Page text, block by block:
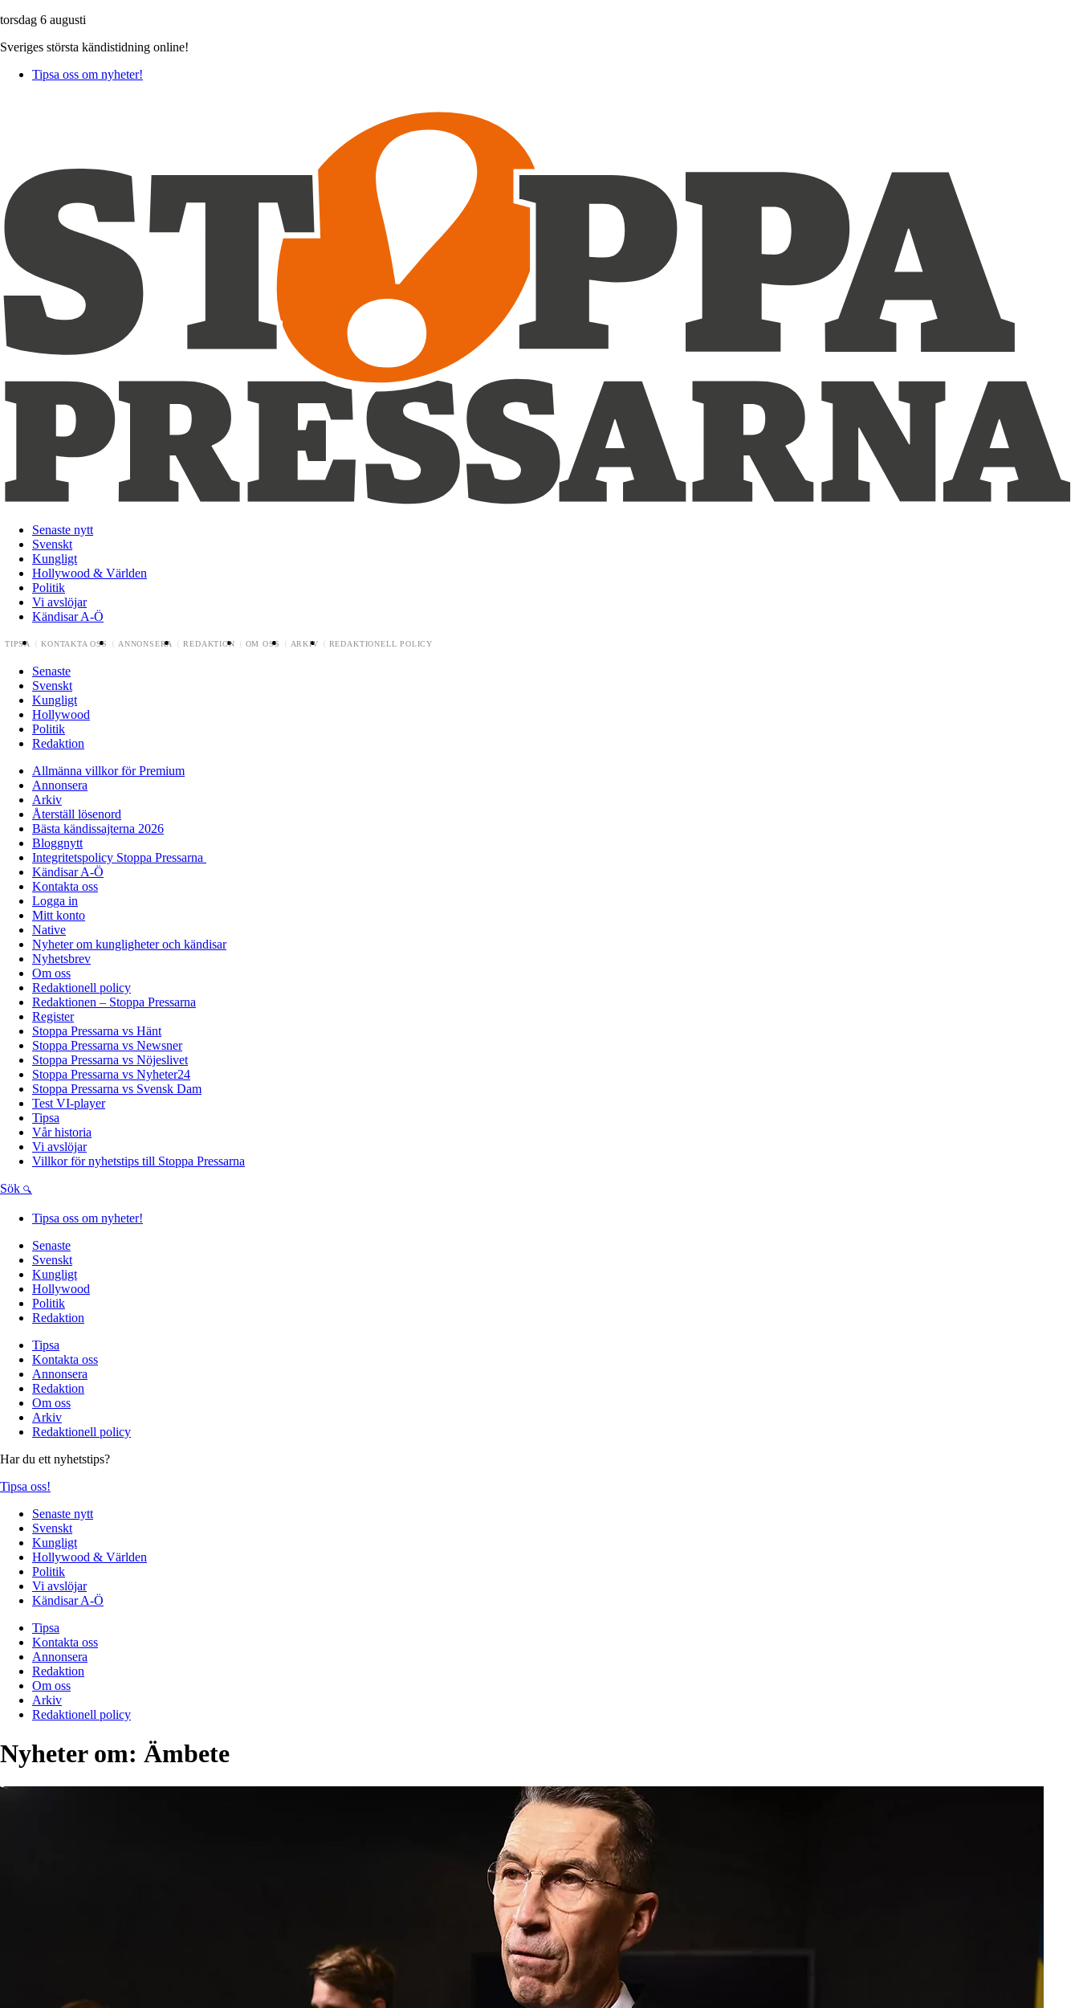
torsdag 6 augusti
Sveriges största kändistidning online!
Tipsa oss om nyheter!
Senaste nytt
Svenskt
Kungligt
Hollywood & Världen
Politik
Vi avslöjar
Kändisar A-Ö
TIPSA KONTAKTA OSS ANNONSERA REDAKTION OM OSS ARKIV REDAKTIONELL POLICY
Senaste
Svenskt
Kungligt
Hollywood
Politik
Redaktion
Allmänna villkor för Premium
Annonsera
Arkiv
Återställ lösenord
Bästa kändissajterna 2026
Bloggnytt
Integritetspolicy Stoppa Pressarna
Kändisar A-Ö
Kontakta oss
Logga in
Mitt konto
Native
Nyheter om kungligheter och kändisar
Nyhetsbrev
Om oss
Redaktionell policy
Redaktionen – Stoppa Pressarna
Register
Stoppa Pressarna vs Hänt
Stoppa Pressarna vs Newsner
Stoppa Pressarna vs Nöjeslivet
Stoppa Pressarna vs Nyheter24
Stoppa Pressarna vs Svensk Dam
Test VI-player
Tipsa
Vår historia
Vi avslöjar
Villkor för nyhetstips till Stoppa Pressarna
Sök
Tipsa oss om nyheter!
Senaste
Svenskt
Kungligt
Hollywood
Politik
Redaktion
Tipsa
Kontakta oss
Annonsera
Redaktion
Om oss
Arkiv
Redaktionell policy
Har du ett nyhetstips?
Tipsa oss!
Senaste nytt
Svenskt
Kungligt
Hollywood & Världen
Politik
Vi avslöjar
Kändisar A-Ö
Tipsa
Kontakta oss
Annonsera
Redaktion
Om oss
Arkiv
Redaktionell policy
Nyheter om: Ämbete